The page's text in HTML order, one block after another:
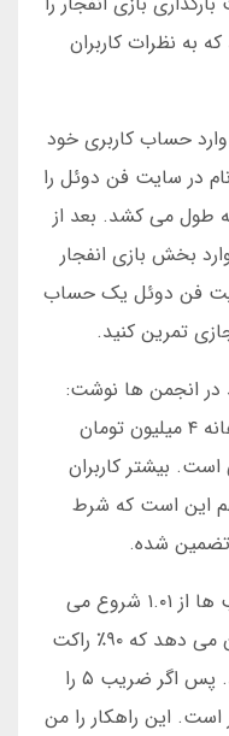
به نظرات کاربران
حساب کاربری خود
در سایت فن دوئل را
این فرآیند فقط ۲ دقیقه طول می کشد. بعد از
بخش بازی انفجار
فن دوئل یک حساب
تمرین کنید.
محمد در انجمن ها نوشت:
“من با بازی انفجار در فن دوئل، ماهانه ۴ میلیون تومان
است. بیشتر کاربران
این است که شرط
تضمین شده.
یک نکته فنی: در بازی انفجار، ضریب ها از ۱.۰۱ شروع می
شود و تا ۱۰۰۰ هم می رود. آمار نشان می دهد که ۹۰٪ راکت
ها قبل از ضریب ۱۰ منفجر می شوند. پس اگر ضریب ۵ را
این راهکار را من